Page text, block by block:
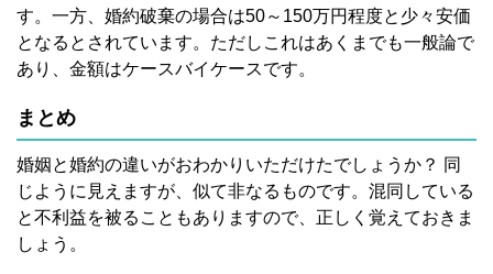
す。一方、婚約破棄の場合は50～150万円程度と少々安価
となるとされています。ただしこれはあくまでも一般論で
あり、金額はケースバイケースです。
まとめ
婚姻と婚約の違いがおわかりいただけたでしょうか？ 同
じように見えますが、似て非なるものです。混同している
と不利益を被ることもありますので、正しく覚えておきま
しょう。